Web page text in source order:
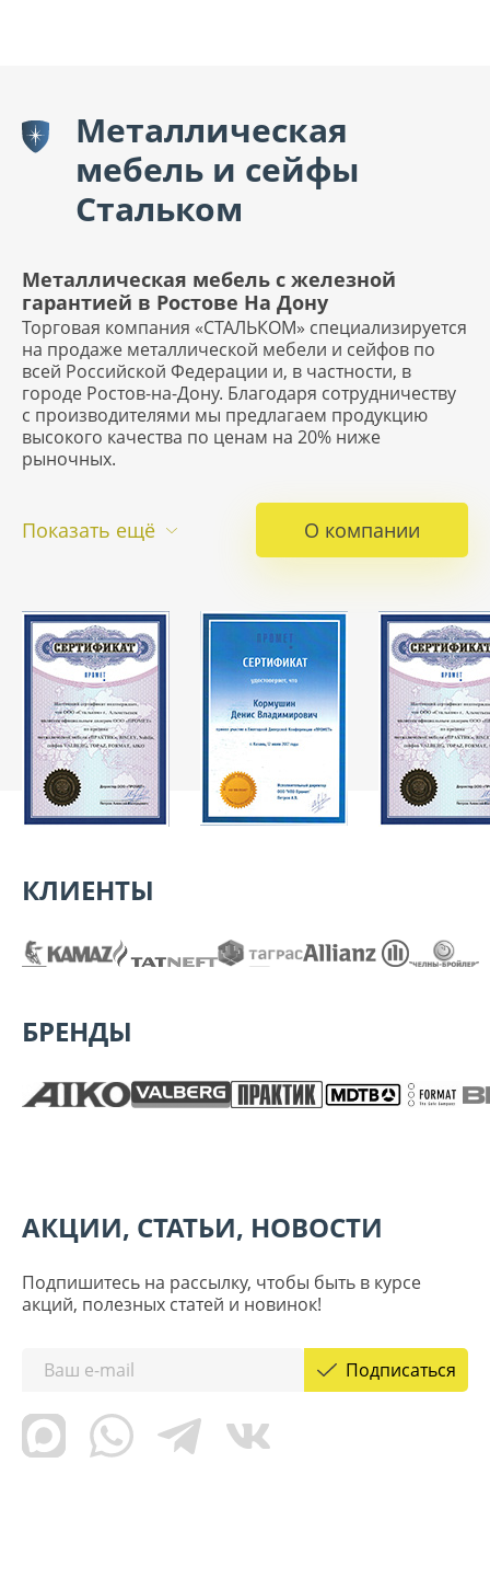
Металлическая
мебель и сейфы
Стальком
Металлическая мебель с железной
гарантией в Ростове На Дону
Торговая компания «СТАЛЬКОМ» специализируется
на продаже металлической мебели и сейфов по
всей Российской Федерации и, в частности, в
городе Ростов-на-Дону. Благодаря сотрудничеству
с производителями мы предлагаем продукцию
высокого качества по ценам на 20% ниже
рыночных.
Показать ещё О компании
КЛИЕНТЫ
БРЕНДЫ
АКЦИИ, СТАТЬИ, НОВОСТИ
Подпишитесь на рассылку, чтобы быть в курсе
акций, полезных статей и новинок!
Подписаться